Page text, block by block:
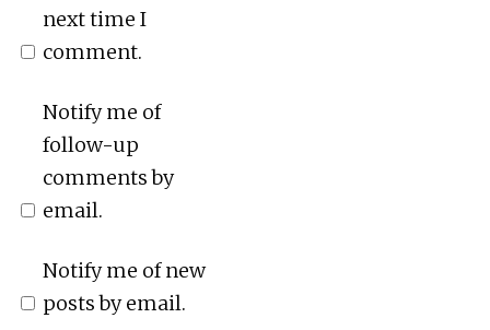
next time I
comment.
Notify me of
follow-up
comments by
email.
Notify me of new
posts by email.